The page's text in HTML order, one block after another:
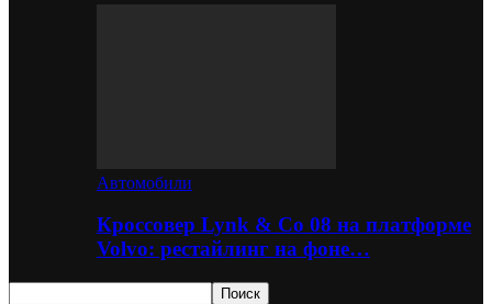
Автомобили
Кроссовер Lynk & Co 08 на платформе
Volvo: рестайлинг на фоне…